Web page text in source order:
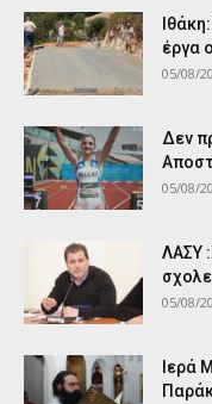
έργα
05/08/
Δεν
05/08/
ΛΑΣΥ
05/08/
Ιερά